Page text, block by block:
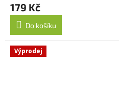
179 Kč
Do košíku
Výprodej